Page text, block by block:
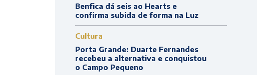
Benfica dá seis ao Hearts e
confirma subida de forma na Luz
Cultura
Porta Grande: Duarte Fernandes
recebeu a alternativa e conquistou
o Campo Pequeno